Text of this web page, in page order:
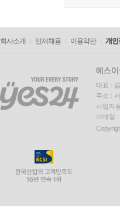
회사소개 인재채용 이용약관 개인
대표 :
주소 :
사업자
이메일